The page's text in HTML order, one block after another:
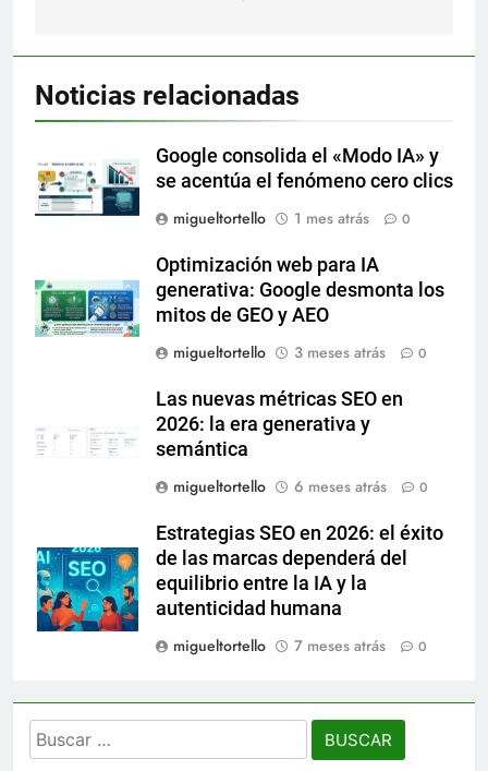
Noticias relacionadas
Google consolida el «Modo IA» y
se acentúa el fenómeno cero clics
migueltortello
1 mes atrás 0
Optimización web para IA
generativa: Google desmonta los
mitos de GEO y AEO
migueltortello
3 meses atrás 0
Las nuevas métricas SEO en
2026: la era generativa y
semántica
migueltortello
6 meses atrás 0
Estrategias SEO en 2026: el éxito
de las marcas dependerá del
equilibrio entre la IA y la
autenticidad humana
migueltortello
7 meses atrás 0
Buscar: